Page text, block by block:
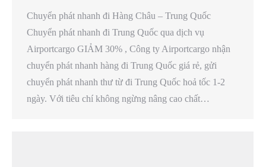
Chuyển phát nhanh đi Hàng Châu – Trung Quốc
Chuyển phát nhanh đi Trung Quốc qua dịch vụ
Airportcargo GIẢM 30% , Công ty Airportcargo nhận
chuyển phát nhanh hàng đi Trung Quốc giá rẻ, gửi
chuyển phát nhanh thư từ đi Trung Quốc hoả tốc 1-2
ngày. Với tiêu chí không ngừng nâng cao chất…